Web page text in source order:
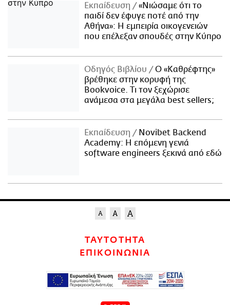
Εκπαίδευση
«Νιώσαμε ότι το
παιδί δεν έφυγε ποτέ από την
Αθήνα»: Η εμπειρία οικογενειών
που επέλεξαν σπουδές στην Κύπρο
Οδηγός Βιβλίου
Ο «Καθρέφτης»
βρέθηκε στην κορυφή της
Bookvoice. Τι τον ξεχώρισε
ανάμεσα στα μεγάλα best sellers;
Εκπαίδευση
Novibet Backend
Academy: Η επόμενη γενιά
software engineers ξεκινά από εδώ
ΤΑΥΤΟΤΗΤΑ
ΕΠΙΚΟΙΝΩΝΙΑ